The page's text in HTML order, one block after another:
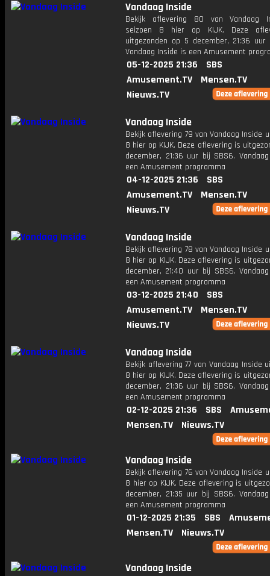
Vandaag Inside
Bekijk aflevering 80 van Vandaag
seizoen 8 hier op KIJK. Deze
uitgezonden op 5 december, 21:36 uur
Vandaag Inside is een Amusement
05-12-2025 21:36
SBS
Amusement.TV
Mensen.TV
Nieuws.TV
Vandaag Inside
Bekijk aflevering 79 van Vandaag Inside
8 hier op KIJK. Deze aflevering is
december, 21:36 uur bij SBS6.
een Amusement programma
04-12-2025 21:36
SBS
Amusement.TV
Mensen.TV
Nieuws.TV
Vandaag Inside
Bekijk aflevering 78 van Vandaag Inside
8 hier op KIJK. Deze aflevering is
december, 21:40 uur bij SBS6.
een Amusement programma
03-12-2025 21:40
SBS
Amusement.TV
Mensen.TV
Nieuws.TV
Vandaag Inside
Bekijk aflevering 77 van Vandaag Inside
8 hier op KIJK. Deze aflevering is
december, 21:36 uur bij SBS6.
een Amusement programma
02-12-2025 21:36 SBS
Mensen.TV
Nieuws.TV
Vandaag Inside
Bekijk aflevering 76 van Vandaag Inside
8 hier op KIJK. Deze aflevering is
december, 21:35 uur bij SBS6.
een Amusement programma
01-12-2025 21:35 SBS
Mensen.TV
Nieuws.TV
Vandaag Inside